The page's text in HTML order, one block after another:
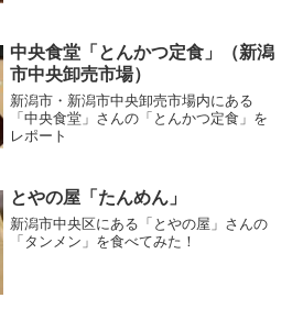
中央食堂「とんかつ定食」（新潟
市中央卸売市場）
新潟市・新潟市中央卸売市場内にある
「中央食堂」さんの「とんかつ定食」を
レポート
とやの屋「たんめん」
新潟市中央区にある「とやの屋」さんの
「タンメン」を食べてみた！